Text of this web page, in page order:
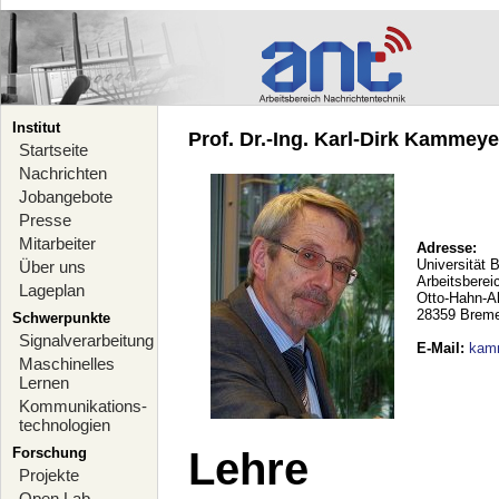
Institut
Startseite
Nachrichten
Jobangebote
Presse
Mitarbeiter
Über uns
Lageplan
Schwerpunkte
Signalverarbeitung
Maschinelles
Lernen
Kommunikations-
technologien
Forschung
Projekte
Prof. Dr.-Ing. Karl-Dirk
Adresse:
Universität
Otto-Hahn-
28359
E-Mail :
Lehre